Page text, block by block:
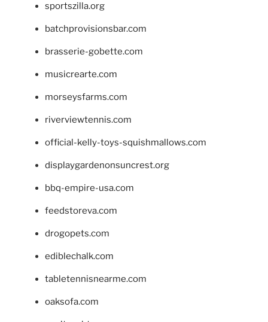
sportszilla.org
batchprovisionsbar.com
brasserie-gobette.com
musicrearte.com
morseysfarms.com
riverviewtennis.com
official-kelly-toys-squishmallows.com
displaygardenonsuncrest.org
bbq-empire-usa.com
feedstoreva.com
drogopets.com
ediblechalk.com
tabletennisnearme.com
oaksofa.com